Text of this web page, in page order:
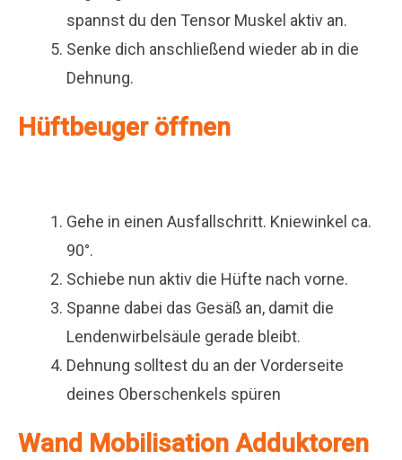
spannst du den Tensor Muskel aktiv an.
Senke dich anschließend wieder ab in die
Dehnung.
Hüftbeuger öffnen
Gehe in einen Ausfallschritt. Kniewinkel ca.
90°.
Schiebe nun aktiv die Hüfte nach vorne.
Spanne dabei das Gesäß an, damit die
Lendenwirbelsäule gerade bleibt.
Dehnung solltest du an der Vorderseite
deines Oberschenkels spüren
Wand Mobilisation Adduktoren